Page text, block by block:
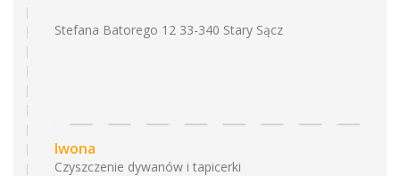
Stefana Batorego 12 33-340 Stary Sącz
Iwona
Czyszczenie dywanów i tapicerki